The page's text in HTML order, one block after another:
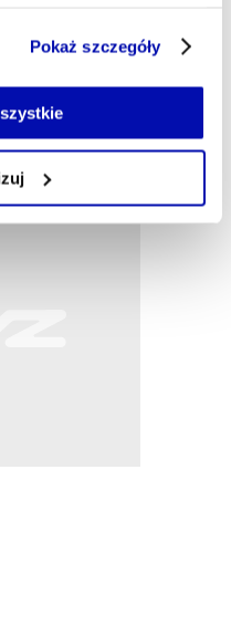
plików cookie,
uprawnieniami, np. we
lub po wybraniu opcji
Pokaż szczegóły